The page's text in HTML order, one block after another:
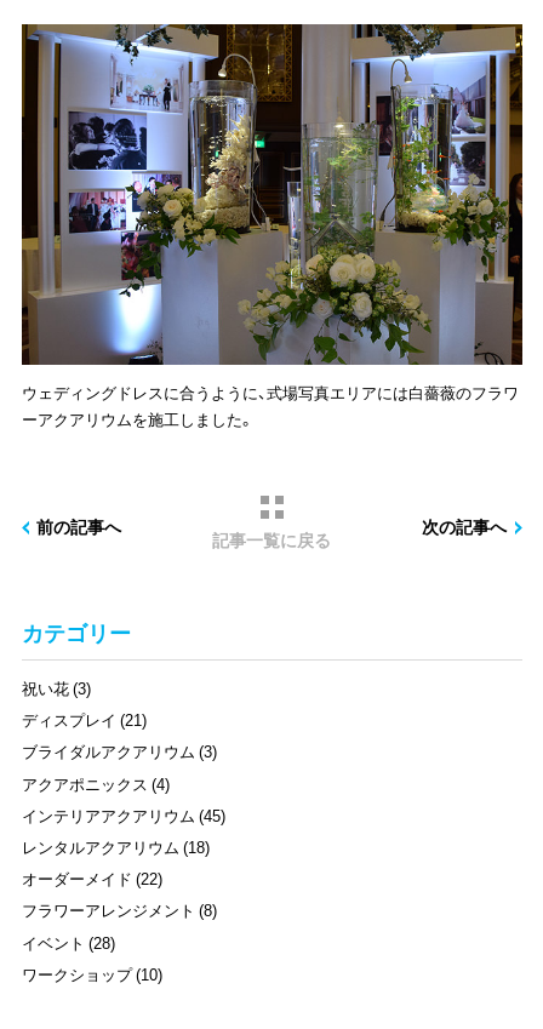
ウェディングドレスに合うように、式場写真エリアには白薔薇のフラワ
ーアクアリウムを施工しました。
前の記事へ
記事一覧に戻る
次の記事へ
カテゴリー
祝い花 (3)
ディスプレイ (21)
ブライダルアクアリウム (3)
アクアポニックス (4)
インテリアアクアリウム (45)
レンタルアクアリウム (18)
オーダーメイド (22)
フラワーアレンジメント (8)
イベント (28)
ワークショップ (10)